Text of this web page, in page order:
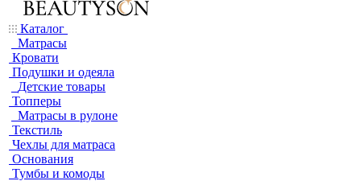
Каталог
Матрасы
Кровати
Подушки и одеяла
Детские товары
Топперы
Матрасы в рулоне
Текстиль
Чехлы для матраса
Основания
Тумбы и комоды